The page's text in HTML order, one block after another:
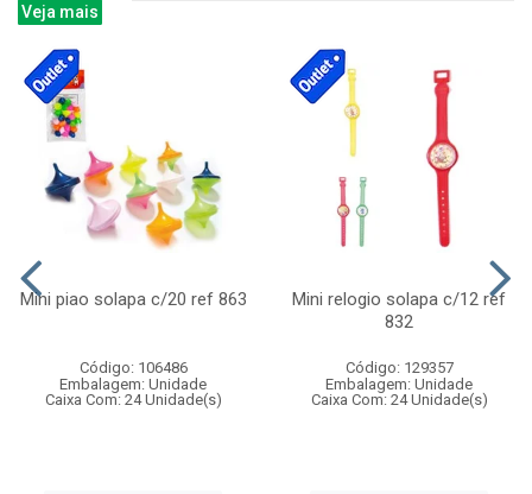
Veja mais
Mini piao solapa c/20 ref 863
Código: 106486
Embalagem: Unidade
Caixa Com: 24 Unidade(s)
Mini relogio solapa c/12 ref
832
Código: 129357
Embalagem: Unidade
Caixa Com: 24 Unidade(s)